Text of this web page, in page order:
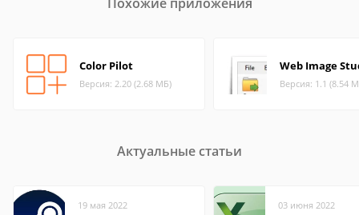
Color Pilot
Версия: 2.20 (2.68 МБ)
Web Image
Версия: 1.1 (8.54
Актуальные статьи
19 мая 2022 03 июня 2022